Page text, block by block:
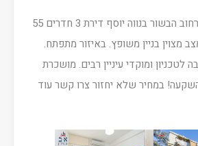
למכירה בבלעדיות ברחוב הבשור בנווה יוסף דירת 3 חדרים 55
במצב מצוין בניין משופץ. באיזור מתפתח.
לטכניון ומוקדי עיניין רבים. מושכרת
במחיר שלא יחזור צרו קשר עוד